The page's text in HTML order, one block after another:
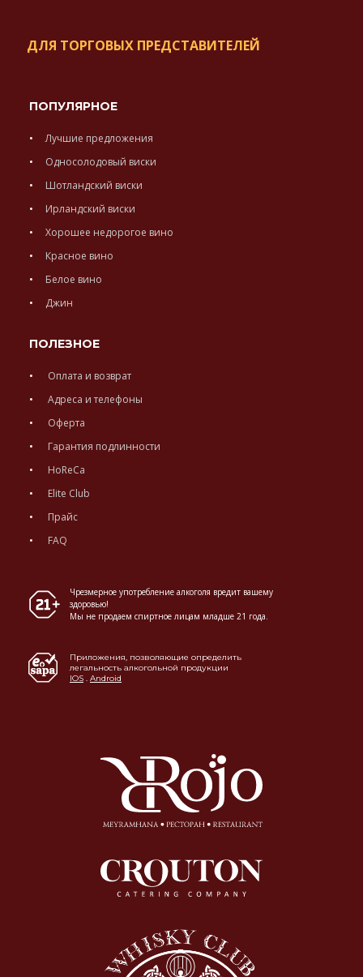
ДЛЯ ТОРГОВЫХ ПРЕДСТАВИТЕЛЕЙ
ПОПУЛЯРНОЕ
Лучшие предложения
Односолодовый виски
Шотландский виски
Ирландский виски
Хорошее недорогое вино
Красное вино
Белое вино
Джин
ПОЛЕЗНОЕ
Оплата и возврат
Адреса и телефоны
Оферта
Гарантия подлинности
HoReCa
Elite Club
Прайс
FAQ
Чрезмерное употребление алкоголя вредит вашему
здоровью!
Мы не продаем спиртное лицам младше 21 года.
Приложения, позволяющие определить
легальность алкогольной продукции
IOS . Android